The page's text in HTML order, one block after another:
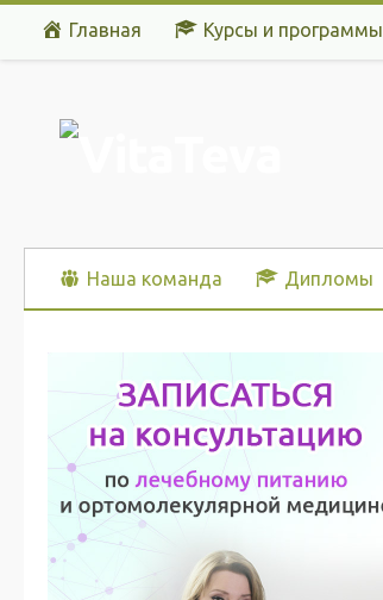
Перейти к содержимому
Главная Курсы и программы
Наша команда Дипломы